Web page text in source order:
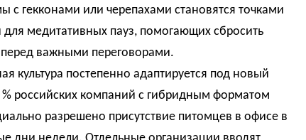
с гекконами или черепахами становятся точками
для медитативных пауз, помогающих сбросить
важными переговорами.
культура постепенно адаптируется под новый
российских компаний с гибридным форматом
разрешено присутствие питомцев в офисе в